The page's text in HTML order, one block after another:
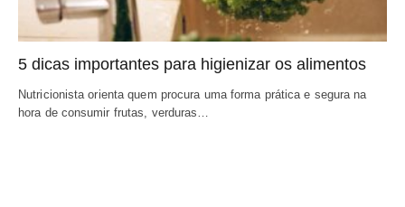
5 dicas importantes para higienizar os alimentos
Nutricionista orienta quem procura uma forma prática e segura na
hora de consumir frutas, verduras…